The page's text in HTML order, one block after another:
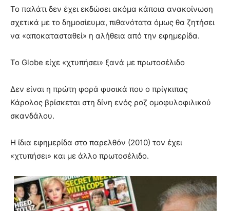
Το παλάτι δεν έχει εκδώσει ακόμα κάποια ανακοίνωση
σχετικά με το δημοσίευμα, πιθανότατα όμως θα ζητήσει
να «αποκατασταθεί» η αλήθεια από την εφημερίδα.
Το Globe είχε «χτυπήσει» ξανά με πρωτοσέλιδο
Δεν είναι η πρώτη φορά φυσικά που ο πρίγκιπας
Κάρολος βρίσκεται στη δίνη ενός ροζ ομοφυλοφιλικού
σκανδάλου.
Η ίδια εφημερίδα στο παρελθόν (2010) τον έχει
«χτυπήσει» και με άλλο πρωτοσέλιδο.